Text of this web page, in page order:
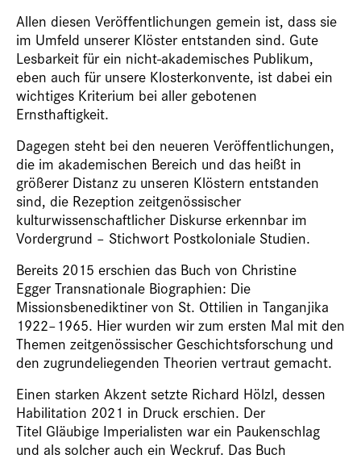
Allen diesen Veröffentlichungen gemein ist, dass sie
im Umfeld unserer Klöster entstanden sind. Gute
Lesbarkeit für ein nicht-akademisches Publikum,
eben auch für unsere Klosterkonvente, ist dabei ein
wichtiges Kriterium bei aller gebotenen
Ernsthaftigkeit.
Dagegen steht bei den neueren Veröffentlichungen,
die im akademischen Bereich und das heißt in
größerer Distanz zu unseren Klöstern entstanden
sind, die Rezeption zeitgenössischer
kulturwissenschaftlicher Diskurse erkennbar im
Vordergrund – Stichwort Postkoloniale Studien.
Bereits 2015 erschien das Buch von Christine
Egger Transnationale Biographien: Die
Missionsbenediktiner von St. Ottilien in Tanganjika
1922–1965. Hier wurden wir zum ersten Mal mit den
Themen zeitgenössischer Geschichtsforschung und
den zugrundeliegenden Theorien vertraut gemacht.
Einen starken Akzent setzte Richard Hölzl, dessen
Habilitation 2021 in Druck erschien. Der
Titel Gläubige Imperialisten war ein Paukenschlag
und als solcher auch ein Weckruf. Das Buch